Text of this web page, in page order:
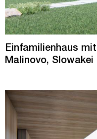
Einfamilienhaus
Malinovo, Slowakei